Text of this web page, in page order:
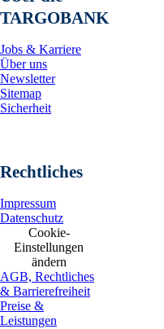
TARGOBANK
Jobs & Karriere
Über uns
Newsletter
Sitemap
Sicherheit
Rechtliches
Impressum
Datenschutz
Cookie-
Einstellungen
ändern
AGB, Rechtliches
& Barrierefreiheit
Preise &
Leistungen